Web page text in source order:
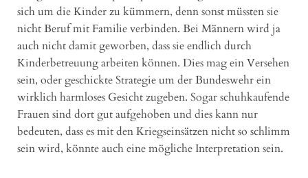
sich um die Kinder zu kümmern, denn sonst müssten sie
nicht Beruf mit Familie verbinden. Bei Männern wird ja
auch nicht damit geworben, dass sie endlich durch
Kinderbetreuung arbeiten können. Dies mag ein Versehen
sein, oder geschickte Strategie um der Bundeswehr ein
wirklich harmloses Gesicht zugeben. Sogar schuhkaufende
Frauen sind dort gut aufgehoben und dies kann nur
bedeuten, dass es mit den Kriegseinsätzen nicht so schlimm
sein wird, könnte auch eine mögliche Interpretation sein.